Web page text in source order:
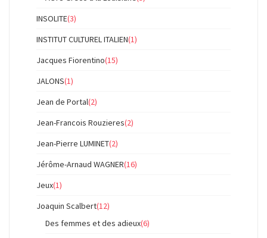
INSOLITE(3)
INSTITUT CULTUREL ITALIEN(1)
Jacques Fiorentino(15)
JALONS(1)
Jean de Portal(2)
Jean-Francois Rouzieres(2)
Jean-Pierre LUMINET(2)
Jérôme-Arnaud WAGNER(16)
Jeux(1)
Joaquin Scalbert(12)
Des femmes et des adieux(6)